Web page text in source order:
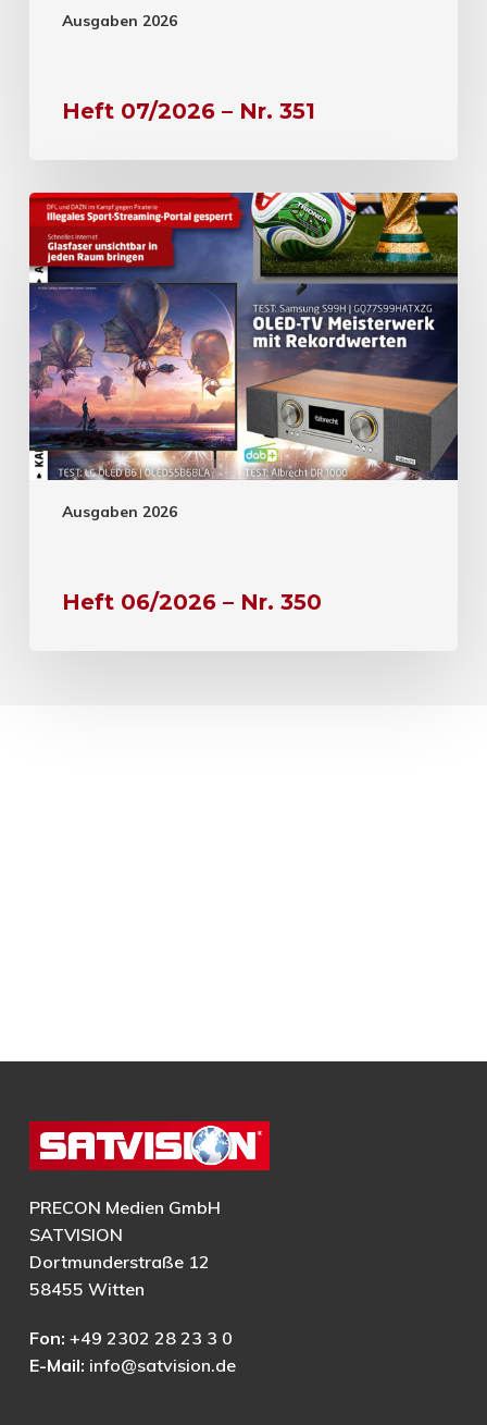
Ausgaben 2026
Heft 07/2026 – Nr. 351
Ausgaben 2026
Heft 06/2026 – Nr. 350
PRECON Medien GmbH
SATVISION
Dortmunderstraße 12
58455 Witten
Fon: +49 2302 28 23 3 0
E-Mail: info@satvision.de